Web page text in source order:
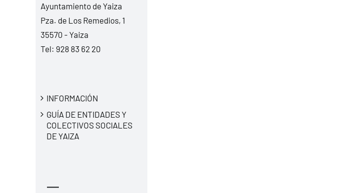
Ayuntamiento de Yaiza
Pza. de Los Remedios, 1
35570 - Yaiza
Tel: 928 83 62 20
INFORMACIÓN
GUÍA DE ENTIDADES Y
COLECTIVOS SOCIALES
DE YAIZA
—